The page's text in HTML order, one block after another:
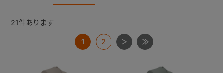
21件あります
1 2